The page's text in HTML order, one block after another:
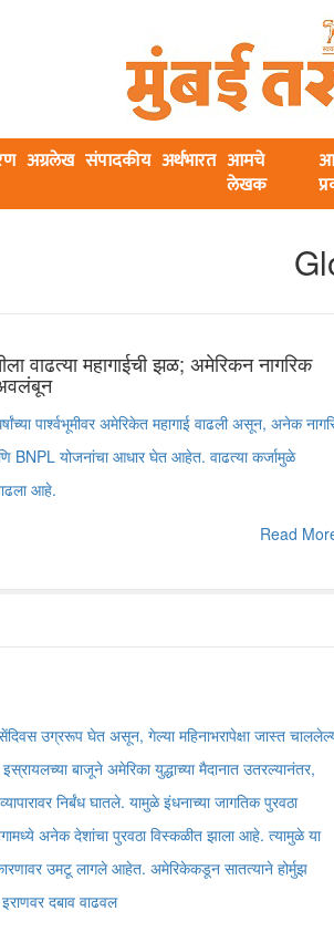
अग्रलेख संपादकीय अर्थभारत आमचे
लेखक
वाढत्या महागाईची झळ; अमेरिकन नागरिक
अवलंबून
पार्श्वभूमीवर अमेरिकेत महागाई वाढली असून, अनेक
BNPL योजनांचा आधार घेत आहेत. वाढत्या कर्जामुळे
आहे.
Read
उग्ररूप घेत असून, गेल्या महिनाभरापेक्षा जास्त
बाजूने अमेरिका युद्धाच्या मैदानात उतरल्यानंतर,
निर्बंध घातले. यामुळे इंधनाच्या जागतिक पुरवठा
अनेक देशांचा पुरवठा विस्कळीत झाला आहे. त्यामुळे या
उमटू लागले आहेत. अमेरिकेकडून सातत्याने होर्मुझ
दबाव वाढवल